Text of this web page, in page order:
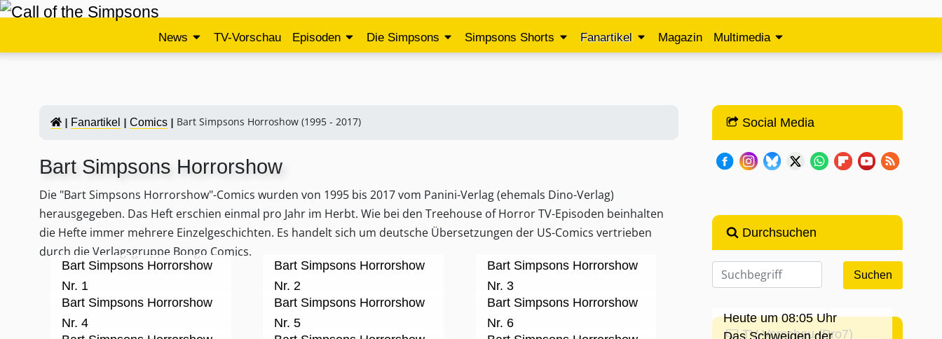
News TV-Vorschau Episoden Die Simpsons Simpsons Shorts Fanartikel Magazin Multimedia
Fanartikel Comics Bart Simpsons Horroshow (1995 - 2017)
Bart Simpsons Horrorshow
Die "Bart Simpsons Horrorshow"-Comics wurden von 1995 bis 2017 vom Panini-Verlag (ehemals Dino-Verlag)
herausgegeben. Das Heft erschien einmal pro Jahr im Herbt. Wie bei den Treehouse of Horror TV-Episoden beinhalten
die Hefte immer mehrere Einzelgeschichten. Es handelt sich um deutsche Übersetzungen der US-Comics vertrieben
durch die Verlagsgruppe Bongo Comics.
Bart Simpsons Horrorshow
Nr. 1
Bart Simpsons Horrorshow
Nr. 2
Bart Simpsons Horrorshow
Nr. 3
Bart Simpsons Horrorshow
Nr. 4
Bart Simpsons Horrorshow
Nr. 5
Bart Simpsons Horrorshow
Nr. 6
Social Media
Durchsuchen
TV-Vorschau (Pro7)
Heute um 08:05 Uhr
Das Schweigen der